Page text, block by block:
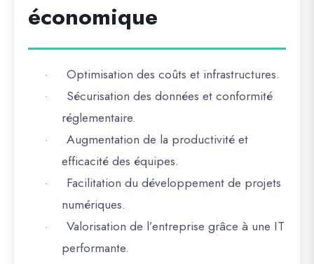
économique
· Optimisation des coûts et infrastructures.
·
Sécurisation des données et conformité
réglementaire.
·
Augmentation de la productivité et
efficacité des équipes.
·
Facilitation du développement de projets
numériques.
·
Valorisation de l’entreprise grâce à une IT
performante.